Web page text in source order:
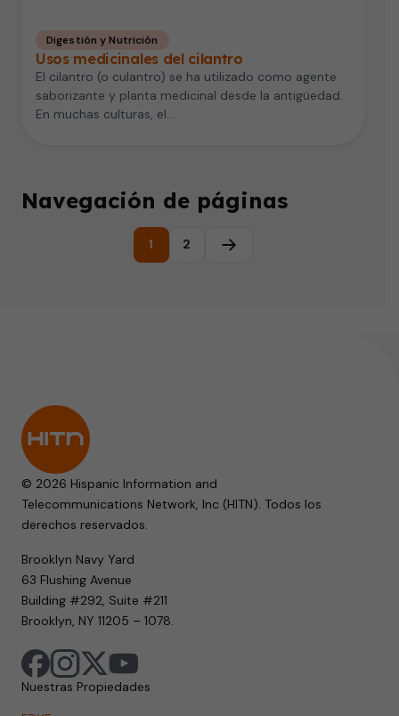
Digestión y Nutrición
Usos medicinales del cilantro
El cilantro (o culantro) se ha utilizado como agente
saborizante y planta medicinal desde la antigüedad.
En muchas culturas, el…
Navegación de páginas
1 2 Página siguiente
© 2026 Hispanic Information and
Telecommunications Network, Inc (HITN). Todos los
derechos reservados.
Brooklyn Navy Yard
63 Flushing Avenue
Building #292, Suite #211
Brooklyn, NY 11205 – 1078.
Nuestras Propiedades